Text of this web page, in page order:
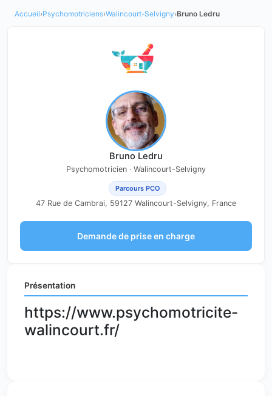
Accueil›Psychomotriciens›Walincourt-Selvigny›Bruno Ledru
Présentation
https://www.psychomotricite-
walincourt.fr/
Bruno Ledru
Psychomotricien · Walincourt-Selvigny
Parcours PCO
47 Rue de Cambrai, 59127 Walincourt-Selvigny, France
Demande de prise en charge